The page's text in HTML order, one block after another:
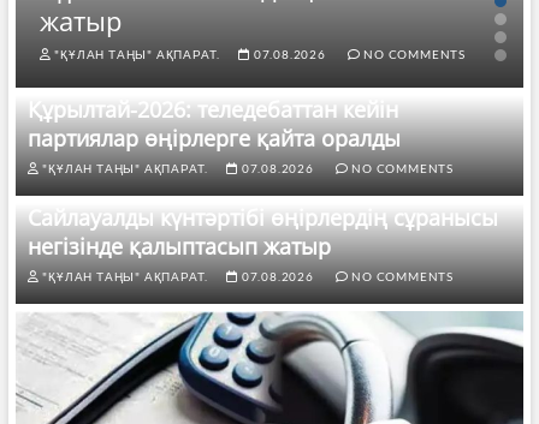
жатыр
"ҚҰЛАН ТАҢЫ" АҚПАРАТ. 07.08.2026 NO COMMENTS
Құрылтай-2026: теледебаттан кейін
партиялар өңірлерге қайта оралды
"ҚҰЛАН ТАҢЫ" АҚПАРАТ. 07.08.2026 NO COMMENTS
Сайлауалды күнтәртібі өңірлердің сұранысы
негізінде қалыптасып жатыр
"ҚҰЛАН ТАҢЫ" АҚПАРАТ. 07.08.2026 NO COMMENTS